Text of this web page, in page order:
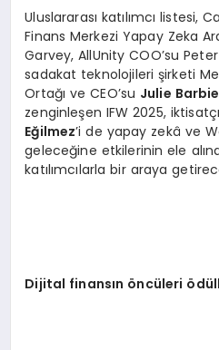
Uluslararası katılımcı listesi,
Finans Merkezi Yapay Zeka
Garvey, AllUnity COO’su
sadakat teknolojileri şirketi
Ortağı ve CEO’su Julie
zenginleşen IFW 2025,
Eğilmez’i de yapay zekâ ve
geleceğine etkilerinin ele
katılımcılarla bir araya
Dijital finansın öncüleri